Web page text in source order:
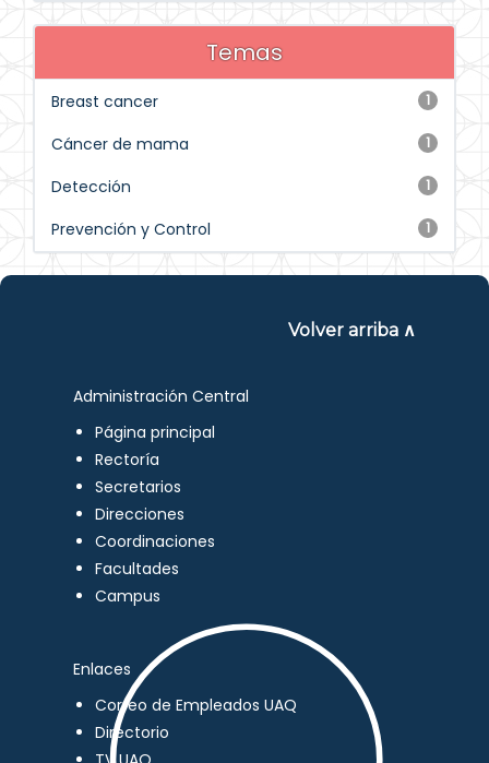
Temas
1
Breast cancer
1
Cáncer de mama
1
Detección
1
Prevención y Control
Volver arriba ∧
Administración Central
Página principal
Rectoría
Secretarios
Direcciones
Coordinaciones
Facultades
Campus
Enlaces
Correo de Empleados UAQ
Directorio